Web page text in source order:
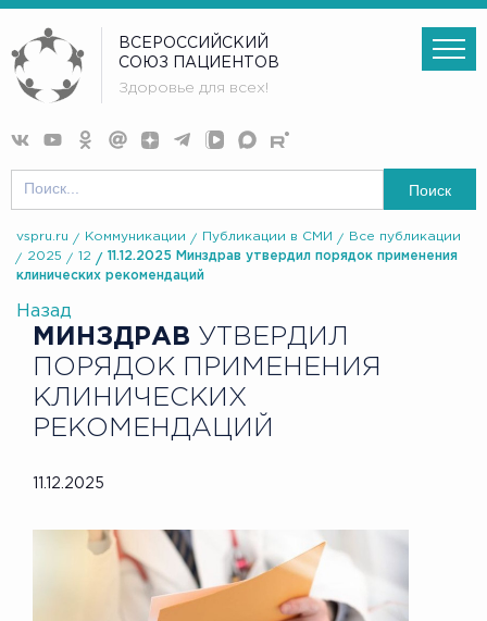
ВСЕРОССИЙСКИЙ
СОЮЗ ПАЦИЕНТОВ
Здоровье для всех!
Поиск
vspru.ru Коммуникации Публикации в СМИ
Все публикации
2025
12
11.12.2025 Минздрав утвердил порядок применения
клинических рекомендаций
Назад
МИНЗДРАВ УТВЕРДИЛ
ПОРЯДОК ПРИМЕНЕНИЯ
КЛИНИЧЕСКИХ
РЕКОМЕНДАЦИЙ
11.12.2025